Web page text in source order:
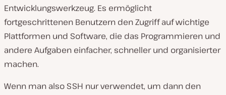
Entwicklungswerkzeug. Es ermöglicht
fortgeschrittenen Benutzern den Zugriff auf wichtige
Plattformen und Software, die das Programmieren und
andere Aufgaben einfacher, schneller und organisierter
machen.
Wenn man also SSH nur verwendet, um dann den